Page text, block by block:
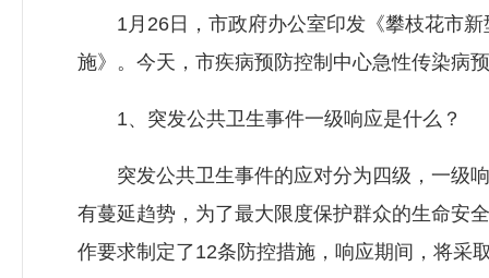
1月26日，市政府办公室印发《攀枝花市新
施》。今天，市疾病预防控制中心急性传染病
1、突发公共卫生事件一级响应是什么？
突发公共卫生事件的应对分为四级，一级响
有蔓延趋势，为了最大限度保护群众的生命安
作要求制定了12条防控措施，响应期间，将采